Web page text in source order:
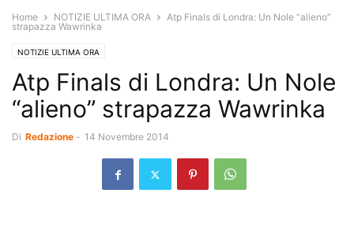
Home NOTIZIE ULTIMA ORA
Atp Finals di Londra: Un Nole “alieno”
strapazza Wawrinka
NOTIZIE ULTIMA ORA
Atp Finals di Londra: Un Nole
“alieno” strapazza Wawrinka
Di Redazione - 14 Novembre 2014